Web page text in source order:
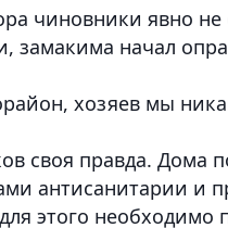
чиновники явно
замакима начал
хозяев мы
своя правда. Дома
антисанитарии и
этого необходимо